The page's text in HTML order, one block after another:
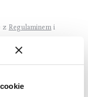
z Regulaminem i
o RODO